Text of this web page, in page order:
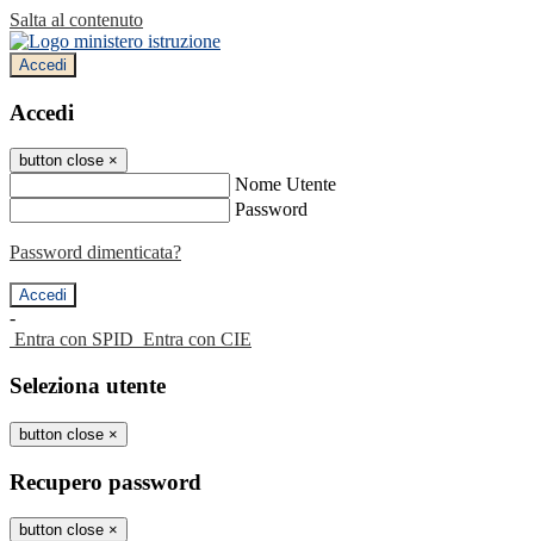
Salta al contenuto
Accedi
Accedi
button close ×
Nome Utente
Password
Password dimenticata?
-
Entra con SPID Entra con CIE
Seleziona utente
button close ×
Recupero password
button close ×